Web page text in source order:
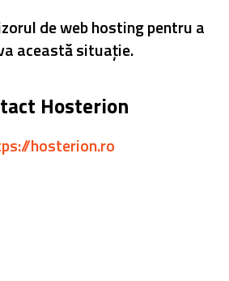
de web hosting pentru a
această situație.
Hosterion
hosterion.ro